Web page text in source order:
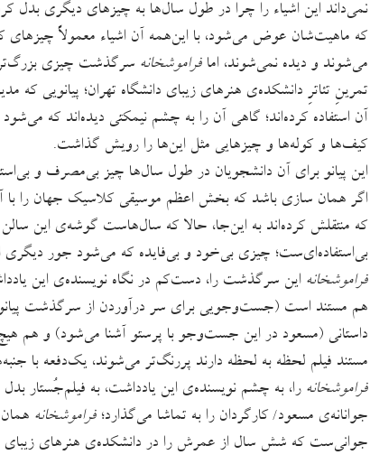
نمی‌داند این اشیاء را چرا در طول سال‌ها به چیزهای دیگری بدل
که ماهیت‌شان عوض می‌شود، با این‌همه آن اشیاء معمولاً
می‌شوند و دیده نمی‌شوند، امافراموشخانه سرگذشت چیزی بزرگ‌تر
تمرینِ تئاترِ دانشکده‌ی هنرهای زیبای دانشگاه تهران؛ پیانویی که
آن استفاده کرده‌اند؛ گاهی آن را به چشم نیمکتی دیده‌اند که
کیف‌ها و کوله‌ها و چیزهایی مثل این‌ها را رویش گذاشت.
این پیانو برای آن دانشجویان در طول سال‌ها چیز بی‌مصرف و
اگر همان سازی باشد که بخش اعظم موسیقی کلاسیک جهان را با آن
که منتقلش کرده‌اند به این‌جا، حالا که سال‌هاست گوشه‌ی این
بی‌استفاده‌‌ای‌ست؛ چیزی بی‌خود و بی‌فایده که می‌شود جور دیگری
فراموشخانه این سرگذشت را، دست‌کم در نگاه نویسنده‌ی این
هم مستند است (جست‌وجویی برای سر درآوردن از سرگذشت پیانو
داستانی (مسعود در این جست‌وجو با پرستو آشنا می‌شود) و هم
مستند فیلم لحظه به لحظه دارند پررنگ‌تر می‌شوند، یک‌دفعه با
فراموشخانه را، به چشم نویسنده‌ی این یادداشت، به
جوانانه‌ی مسعود/ کارگردان را به تماشا می‌گذارد؛فراموشخانه
جوانی‌ست که شش سال از عمرش را در دانشکده‌ی هنرهای زیبای